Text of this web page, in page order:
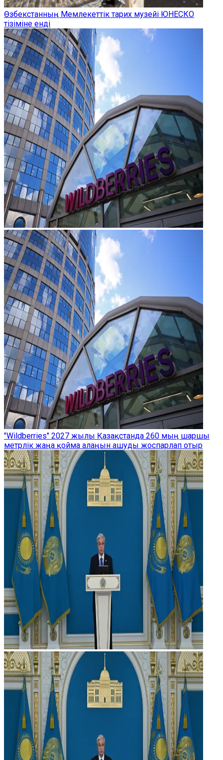
Өзбекстанның Мемлекеттік тарих музейі ЮНЕСКО
тізіміне енді
"Wildberries" 2027 жылы Қазақстанда 260 мың шаршы
метрлік жаңа қойма алаңын ашуды жоспарлап отыр